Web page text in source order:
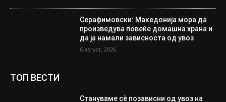
Серафимовски: Македонија мора да
произведува повеќе домашна храна и
да ја намали зависноста од увоз
6 август, 2026
ТОП ВЕСТИ
Стануваме сè позависни од увоз на